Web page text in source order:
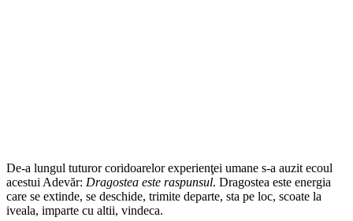
De-a lungul tuturor coridoarelor experienţei umane s-a auzit ecoul
acestui Adevăr: Dragostea este raspunsul. Dragostea este energia
care se extinde, se deschide, trimite departe, sta pe loc, scoate la
iveala, imparte cu altii, vindeca.